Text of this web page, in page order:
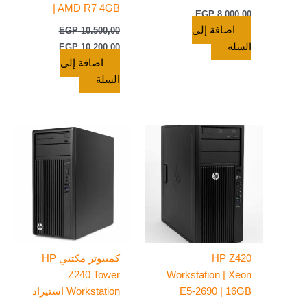
EGP8.000,00
إضافة إلى
السلة
| AMD R7 4GB
EGP10.500,00
EGP10.200,00
إضافة إلى
السلة
HP Z420
Workstation | Xeon
E5-2690 | 16GB
كمبيوتر مكتبي HP
Z240 Tower
Workstation استيراد